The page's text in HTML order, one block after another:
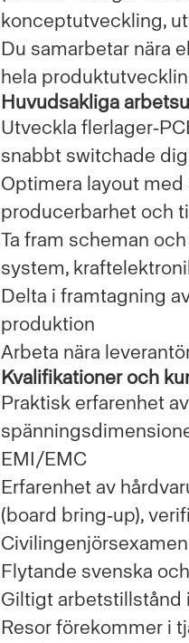
konceptutveckling,
Du samarbetar nära
hela
Huvudsakliga
Utveckla
snabbt switchade
Optimera layout
producerbarhet och
Ta fram scheman
system,
Delta i framtagning
produktion
Arbeta nära
Kvalifikationer och
Praktisk erfarenhet
EMI/EMC
Erfarenhet av
(board bring‑up),
Flytande svenska
Giltigt arbetstillstånd
Resor förekommer i